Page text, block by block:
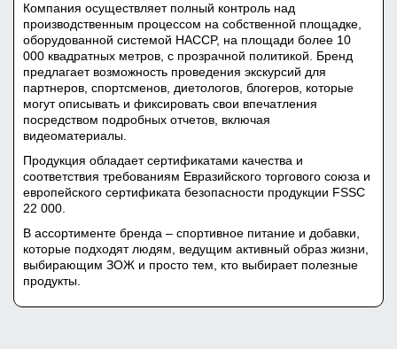
Компания осуществляет полный контроль над
производственным процессом на собственной площадке,
оборудованной системой HACCP, на площади более 10
000 квадратных метров, с прозрачной политикой. Бренд
предлагает возможность проведения экскурсий для
партнеров, спортсменов, диетологов, блогеров, которые
могут описывать и фиксировать свои впечатления
посредством подробных отчетов, включая
видеоматериалы.
Продукция обладает сертификатами качества и
соответствия требованиям Евразийского торгового союза и
европейского сертификата безопасности продукции FSSC
22 000.
В ассортименте бренда – спортивное питание и добавки,
которые подходят людям, ведущим активный образ жизни,
выбирающим ЗОЖ и просто тем, кто выбирает полезные
продукты.